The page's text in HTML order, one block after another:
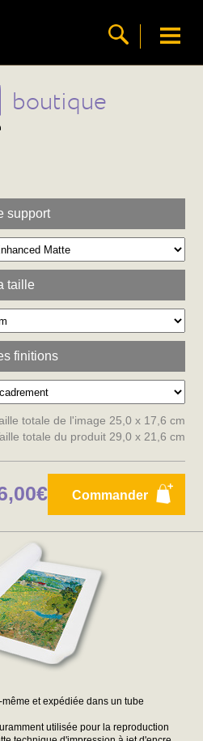
boutique
support
taille
finitions
totale de l'image 25,0 x 17,6 cm
totale du produit 29,0 x 21,6 cm
Commander
et expédiée dans un tube
utilisée pour la reproduction